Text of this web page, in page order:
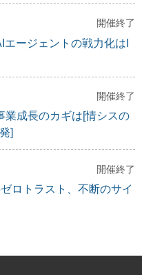
開催終了
エージェントの戦力化はI
開催終了
業成長のカギは[情シスの
]
開催終了
ロトラスト、不断のサイ